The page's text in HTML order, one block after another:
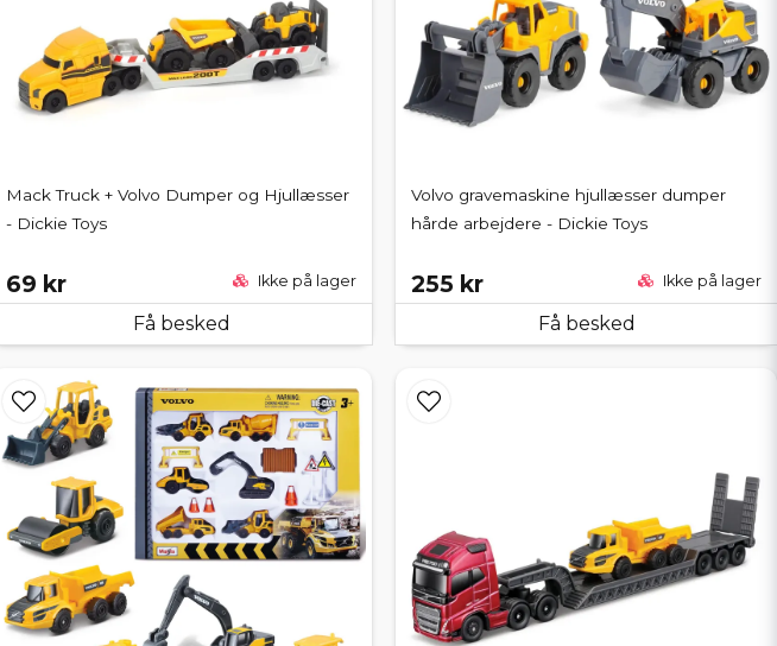
Mack Truck + Volvo Dumper og Hjullæsser
- Dickie Toys
69 kr Ikke på lager
Få besked
Volvo gravemaskine hjullæsser dumper
hårde arbejdere - Dickie Toys
255 kr Ikke på lager
Få besked